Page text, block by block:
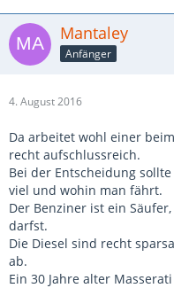
Mantaley
Anfänger
4. August 2016
Da arbeitet wohl einer
recht aufschlussreich.
Bei der Entscheidung
viel und wohin man fährt.
Der Benziner ist ein
darfst.
Die Diesel sind recht
ab.
Ein 30 Jahre alter